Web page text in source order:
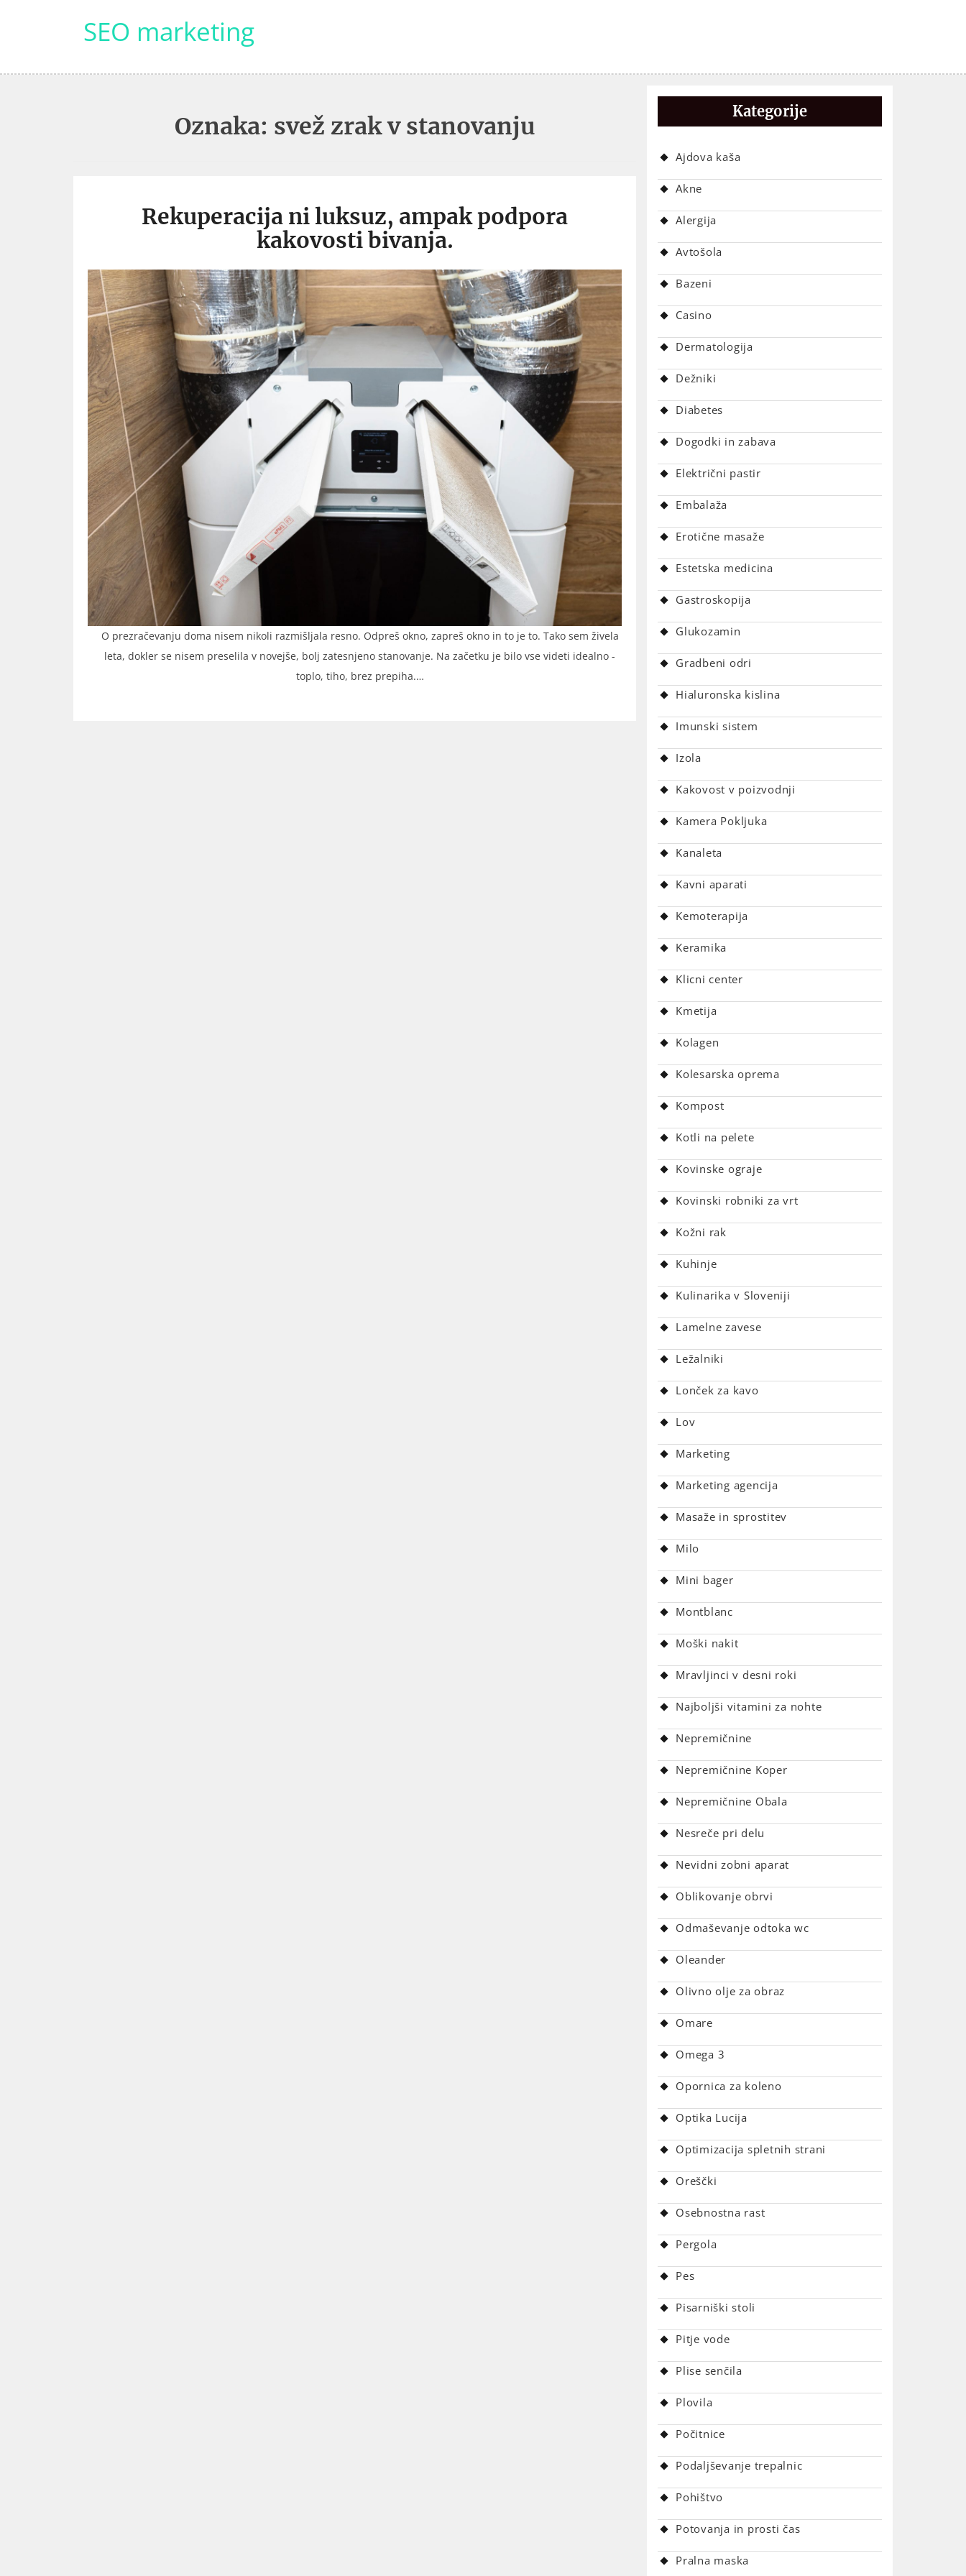
SEO marketing
Oznaka: svež zrak v stanovanju
Rekuperacija ni luksuz, ampak podpora
kakovosti bivanja.
O prezračevanju doma nisem nikoli razmišljala resno. Odpreš okno, zapreš okno in to je to. Tako sem živela
leta, dokler se nisem preselila v novejše, bolj zatesnjeno stanovanje. Na začetku je bilo vse videti idealno -
toplo, tiho, brez prepiha.…
Kategorije
Ajdova kaša
Akne
Alergija
Avtošola
Bazeni
Casino
Dermatologija
Dežniki
Diabetes
Dogodki in zabava
Električni pastir
Embalaža
Erotične masaže
Estetska medicina
Gastroskopija
Glukozamin
Gradbeni odri
Hialuronska kislina
Imunski sistem
Izola
Kakovost v poizvodnji
Kamera Pokljuka
Kanaleta
Kavni aparati
Kemoterapija
Keramika
Klicni center
Kmetija
Kolagen
Kolesarska oprema
Kompost
Kotli na pelete
Kovinske ograje
Kovinski robniki za vrt
Kožni rak
Kuhinje
Kulinarika v Sloveniji
Lamelne zavese
Ležalniki
Lonček za kavo
Lov
Marketing
Marketing agencija
Masaže in sprostitev
Milo
Mini bager
Montblanc
Moški nakit
Mravljinci v desni roki
Najboljši vitamini za nohte
Nepremičnine
Nepremičnine Koper
Nepremičnine Obala
Nesreče pri delu
Nevidni zobni aparat
Oblikovanje obrvi
Odmaševanje odtoka wc
Oleander
Olivno olje za obraz
Omare
Omega 3
Opornica za koleno
Optika Lucija
Optimizacija spletnih strani
Oreščki
Osebnostna rast
Pergola
Pes
Pisarniški stoli
Pitje vode
Plise senčila
Plovila
Počitnice
Podaljševanje trepalnic
Pohištvo
Potovanja in prosti čas
Pralna maska